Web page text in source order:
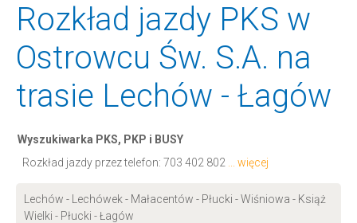
Rozkład jazdy PKS w
Ostrowcu Św. S.A. na
trasie Lechów - Łagów
Wyszukiwarka PKS, PKP i BUSY
Rozkład jazdy przez telefon: 703 402 802 ... więcej
Lechów - Lechówek - Małacentów - Płucki - Wiśniowa - Książ
Wielki - Płucki - Łagów